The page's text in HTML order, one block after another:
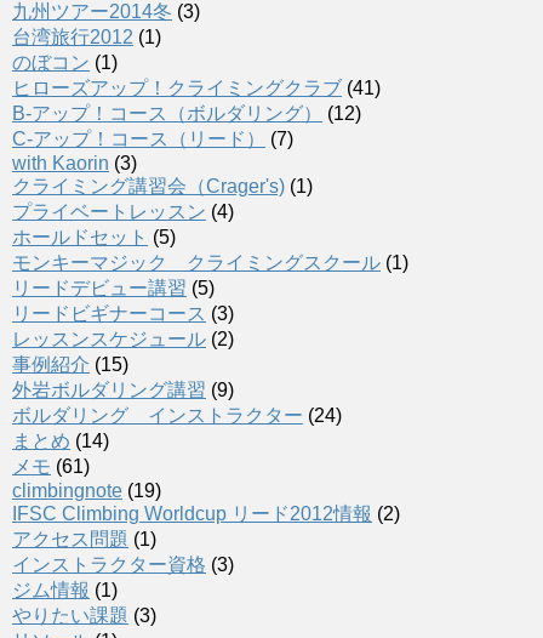
九州ツアー2014冬 (3)
台湾旅行2012 (1)
のぼコン (1)
ヒローズアップ！クライミングクラブ (41)
B-アップ！コース（ボルダリング）
(12)
C-アップ！コース（リード）
(7)
with Kaorin (3)
クライミング講習会（Crager's) (1)
プライベートレッスン (4)
ホールドセット (5)
モンキーマジック クライミングスクール (1)
リードデビュー講習 (5)
リードビギナーコース (3)
レッスンスケジュール (2)
事例紹介 (15)
外岩ボルダリング講習 (9)
ボルダリング インストラクター (24)
まとめ (14)
メモ (61)
climbingnote (19)
IFSC Climbing Worldcup リード2012情報 (2)
アクセス問題 (1)
インストラクター資格 (3)
ジム情報 (1)
やりたい課題 (3)